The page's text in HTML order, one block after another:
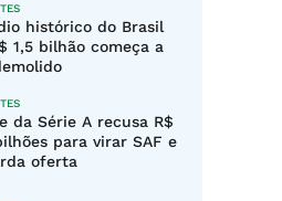
histórico do Brasil
1,5 bilhão começa a
da Série A recusa R$
para virar SAF e
oferta